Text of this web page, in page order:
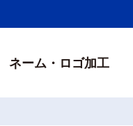
ネーム・ロゴ加工